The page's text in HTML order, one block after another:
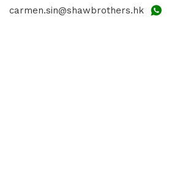
carmen.sin@shawbrothers.hk